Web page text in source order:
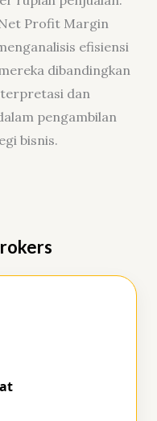
Profit Margin
efisiensi
dibandingkan
dan
pengambilan
bisnis.